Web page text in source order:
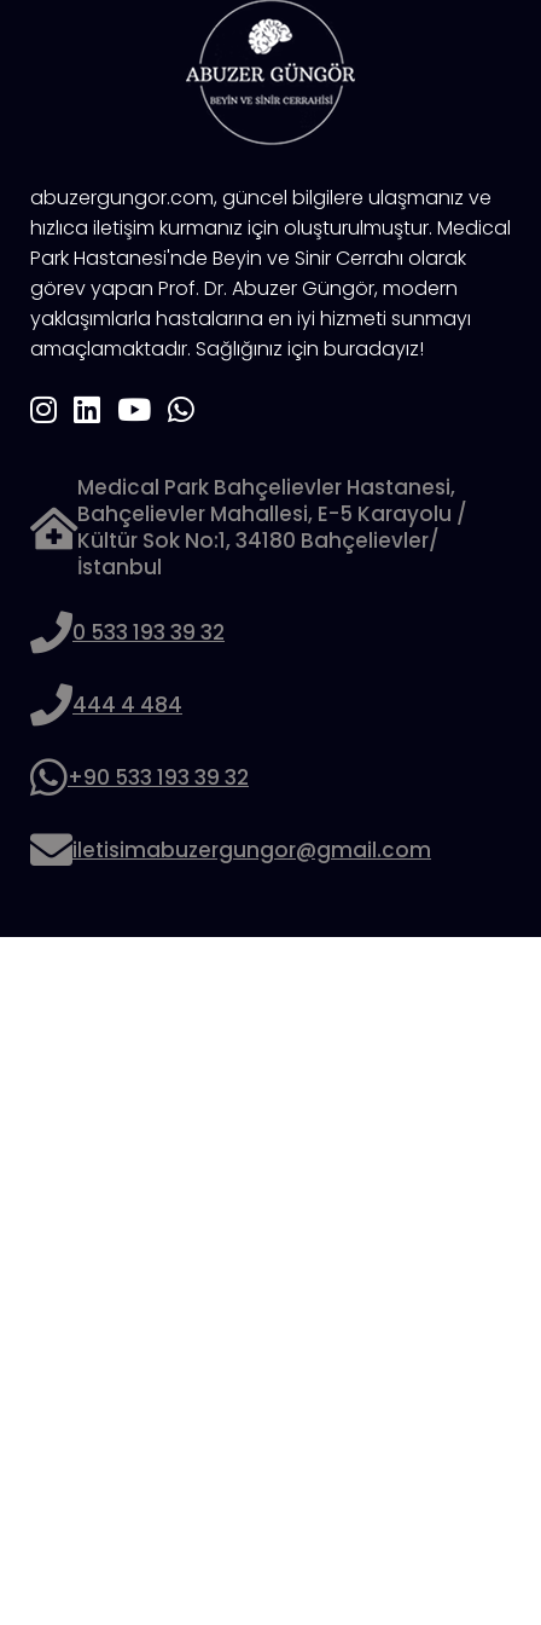
abuzergungor.com, güncel bilgilere ulaşmanız ve
hızlıca iletişim kurmanız için oluşturulmuştur. Medical
Park Hastanesi'nde Beyin ve Sinir Cerrahı olarak
görev yapan Prof. Dr. Abuzer Güngör, modern
yaklaşımlarla hastalarına en iyi hizmeti sunmayı
amaçlamaktadır. Sağlığınız için buradayız!
Medical Park Bahçelievler Hastanesi,
Bahçelievler Mahallesi, E-5 Karayolu /
Kültür Sok No:1, 34180 Bahçelievler/
İstanbul
0 533 193 39 32
444 4 484
+90 533 193 39 32
iletisimabuzergungor@gmail.com